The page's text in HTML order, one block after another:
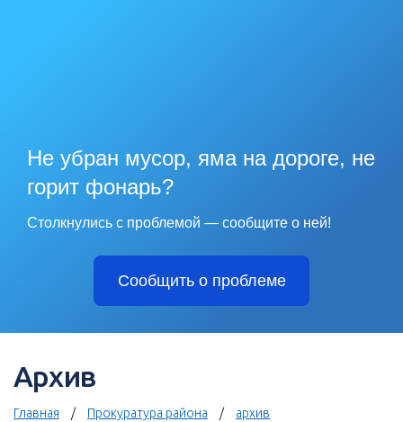
Не убран мусор, яма на дороге, не
горит фонарь?
Столкнулись с проблемой — сообщите о ней!
Сообщить о проблеме
Архив
Главная Прокуратура района архив